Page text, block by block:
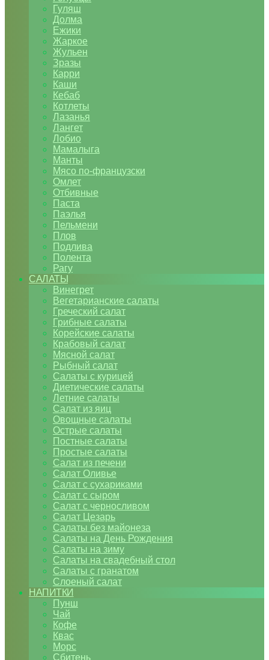
Гуляш
Долма
Ежики
Жаркое
Жульен
Зразы
Карри
Каши
Кебаб
Котлеты
Лазанья
Лангет
Лобио
Мамалыга
Манты
Мясо по-французски
Омлет
Отбивные
Паста
Паэлья
Пельмени
Плов
Подлива
Полента
Рагу
САЛАТЫ
Винегрет
Вегетарианские салаты
Греческий салат
Грибные салаты
Корейские салаты
Крабовый салат
Мясной салат
Рыбный салат
Салаты с курицей
Диетические салаты
Летние салаты
Салат из яиц
Овощные салаты
Острые салаты
Постные салаты
Простые салаты
Салат из печени
Салат Оливье
Салат с сухариками
Салат с сыром
Салат с черносливом
Салат Цезарь
Салаты без майонеза
Салаты на День Рождения
Салаты на зиму
Салаты на свадебный стол
Салаты с гранатом
Слоеный салат
НАПИТКИ
Пунш
Чай
Кофе
Квас
Морс
Сбитень